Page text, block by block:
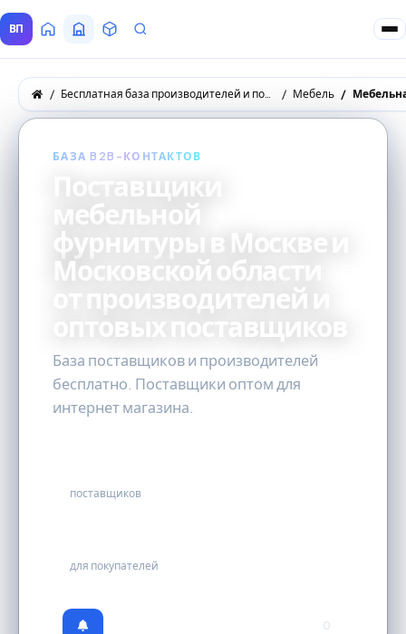
ВП ГлавнаяВсе Поставщики
ТоварыЗапросы покупателей
Бесплатная база производителей и поставщиков товаров оптом Мебель
БАЗА B2B-КОНТАКТОВ
Поставщики
мебельной
фурнитуры в Москве и
Московской области
от производителей и
оптовых поставщиков
База поставщиков и производителей
бесплатно. Поставщики оптом для
интернет магазина.
поставщиков
для покупателей
0